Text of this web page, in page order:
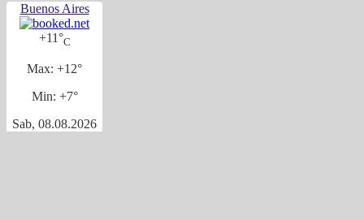
Buenos Aires
+11°C
Max: +12°
Min: +7°
Sab, 08.08.2026